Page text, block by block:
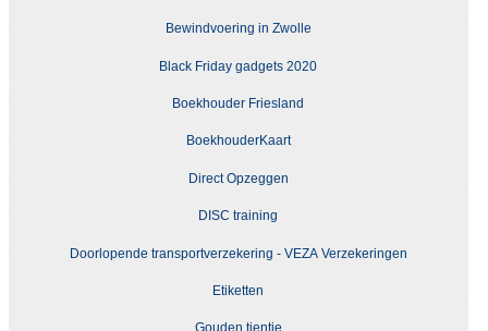
Bewindvoering in Zwolle
Black Friday gadgets 2020
Boekhouder Friesland
BoekhouderKaart
Direct Opzeggen
DISC training
Doorlopende transportverzekering - VEZA Verzekeringen
Etiketten